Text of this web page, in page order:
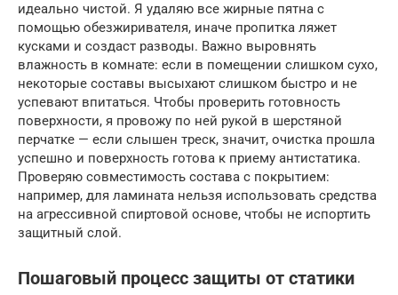
идеально чистой. Я удаляю все жирные пятна с
помощью обезжиривателя, иначе пропитка ляжет
кусками и создаст разводы. Важно выровнять
влажность в комнате: если в помещении слишком сухо,
некоторые составы высыхают слишком быстро и не
успевают впитаться. Чтобы проверить готовность
поверхности, я провожу по ней рукой в шерстяной
перчатке — если слышен треск, значит, очистка прошла
успешно и поверхность готова к приему антистатика.
Проверяю совместимость состава с покрытием:
например, для ламината нельзя использовать средства
на агрессивной спиртовой основе, чтобы не испортить
защитный слой.
Пошаговый процесс защиты от статики